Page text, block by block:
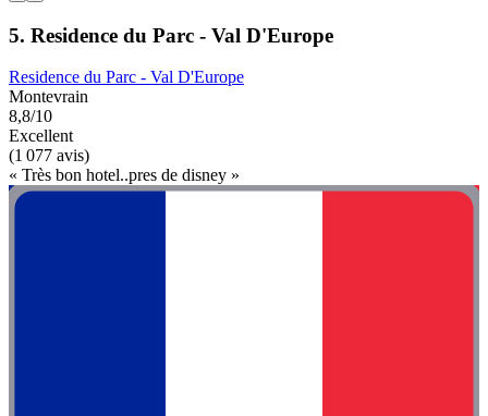
5. Residence du Parc - Val D'Europe
Residence du Parc - Val D'Europe
Montevrain
8,8/10
Excellent
(1 077 avis)
« Très bon hotel..pres de disney »